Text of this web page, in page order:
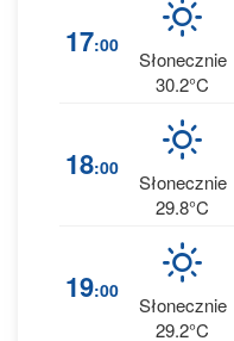
17:00
Słonecznie
30.2°C
18:00
Słonecznie
29.8°C
19:00
Słonecznie
29.2°C